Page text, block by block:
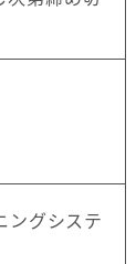
ングシステ